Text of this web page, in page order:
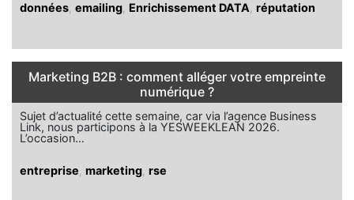
données emailing Enrichissement DATA réputation
Marketing B2B : comment alléger votre empreinte
numérique ?
Sujet d’actualité cette semaine, car via l’agence Business
Link, nous participons à la YESWEEKLEAN 2026.
L’occasion…
entreprise marketing rse